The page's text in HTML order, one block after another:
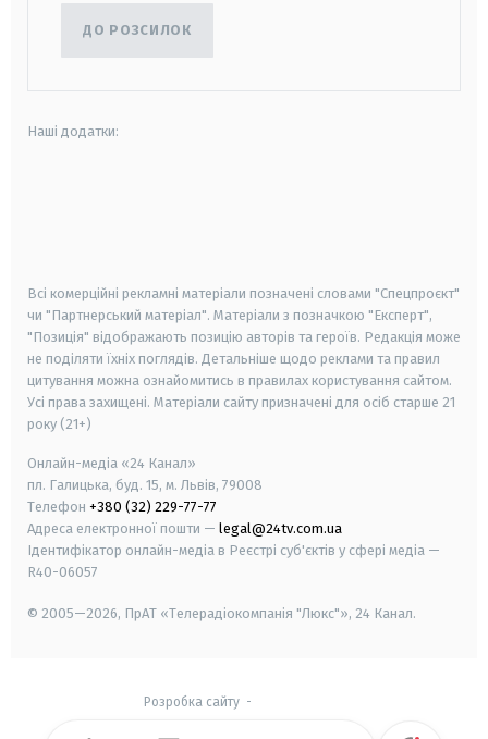
ДО РОЗСИЛОК
Наші додатки:
Всі комерційні рекламні матеріали позначені словами "Спецпроєкт"
чи "Партнерський матеріал". Матеріали з позначкою "Експерт",
"Позиція" відображають позицію авторів та героїв. Редакція може
не поділяти їхніх поглядів. Детальніше щодо реклами та правил
цитування можна ознайомитись в правилах користування сайтом.
Усі права захищені. Матеріали сайту призначені для осіб старше 21
року (21+)
Онлайн-медіа «24 Канал»
пл. Галицька, буд. 15, м. Львів, 79008
Телефон +380 (32) 229-77-77
Адреса електронної пошти — legal@24tv.com.ua
Ідентифікатор онлайн-медіа в Реєстрі суб'єктів у сфері медіа —
R40-06057
© 2005—2026, ПрАТ «Телерадіокомпанія "Люкс"», 24 Канал.
Розробка сайту-